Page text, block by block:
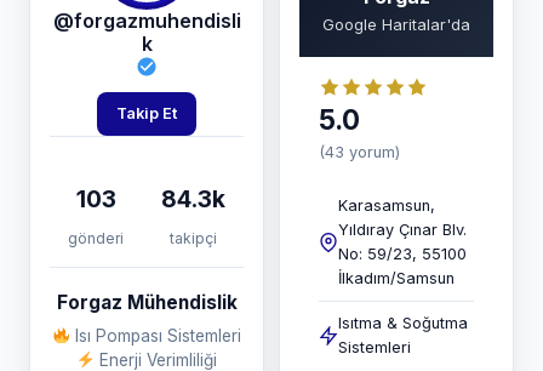
@forgazmuhendisli
k
Takip Et
103
gönderi
84.3k
takipçi
Forgaz Mühendislik
Isı Pompası Sistemleri
Enerji Verimliliği
Google Haritalar'da
5.0
(43 yorum)
Karasamsun,
Yıldıray Çınar Blv.
No: 59/23, 55100
İlkadım/Samsun
Isıtma & Soğutma
Sistemleri